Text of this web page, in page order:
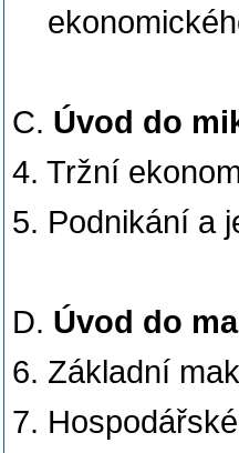
C. Úvod do
4. Tržní
5. Podnikání a
D. Úvod do
6. Základní
7.